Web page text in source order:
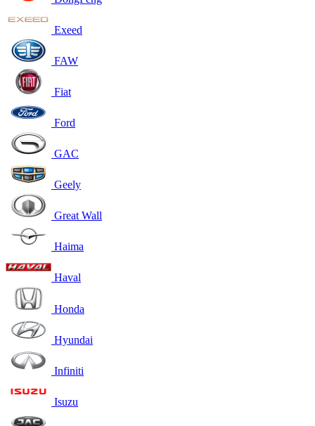
Exeed
FAW
Fiat
Ford
GAC
Geely
Great Wall
Haima
Haval
Honda
Hyundai
Infiniti
Isuzu